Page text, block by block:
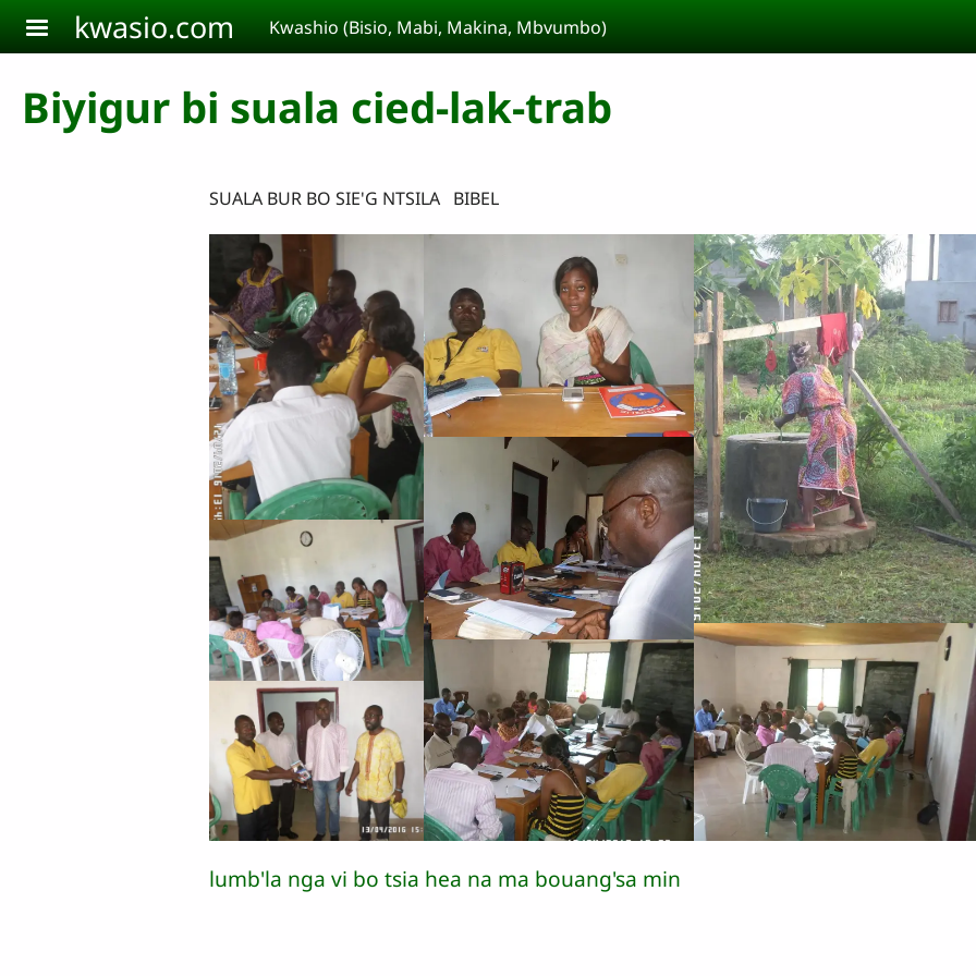
Aller au contenu principal
kwasio.com Kwashio (Bisio, Mabi, Makina, Mbvumbo)
Biyigur bi suala cied-lak-trab
SUALA BUR BO SIE'G NTSILA BIBEL
lumb'la nga vi bo tsia hea na ma bouang'sa min